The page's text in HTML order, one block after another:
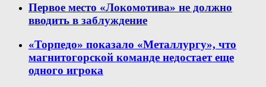
Первое место «Локомотива» не должно
вводить в заблуждение
«Торпедо» показало «Металлургу», что
магнитогорской команде недостает еще
одного игрока